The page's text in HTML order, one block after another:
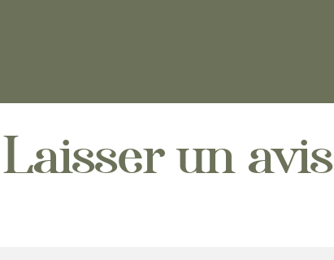
Laisser un avis